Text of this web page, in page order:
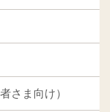
さま向け）